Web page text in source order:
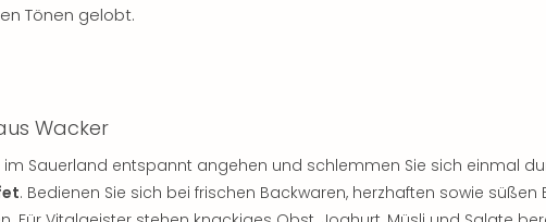
Tönen gelobt.
Wacker
im Sauerland entspannt angehen und schlemmen Sie sich einmal
. Bedienen Sie sich bei frischen Backwaren, herzhaften sowie süßen